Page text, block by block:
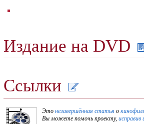
Издание на DVD
Ссылки
Это незавершённая статья о
Вы можете помочь проекту, исправив